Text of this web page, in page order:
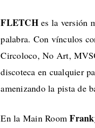
FLETCHes la versión
palabra. Con vínculos
Circoloco, No Art,
discoteca en cualquier
amenizando la pista de
En la Main Room